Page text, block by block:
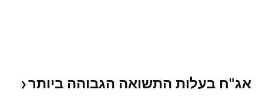
אג"ח בעלות התשואה הגבוהה ביותר